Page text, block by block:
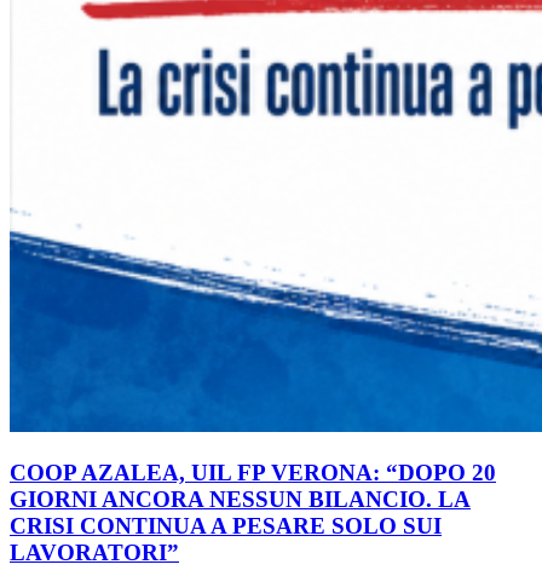
COOP AZALEA, UIL FP VERONA: “DOPO 20
GIORNI ANCORA NESSUN BILANCIO. LA
CRISI CONTINUA A PESARE SOLO SUI
LAVORATORI”